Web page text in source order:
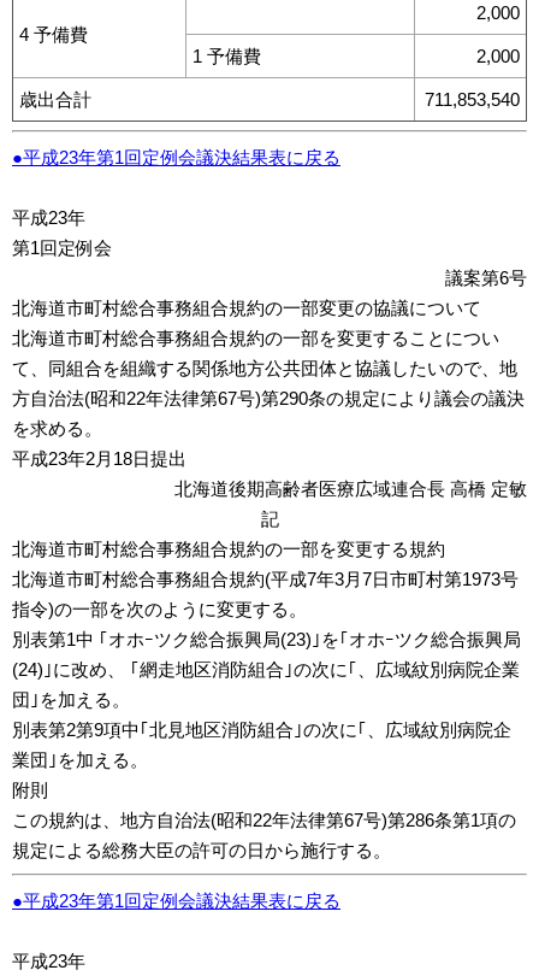
4 予備費
2,000
1 予備費 2,000
歳出合計 711,853,540
●平成23年第1回定例会議決結果表に戻る
平成23年
第1回定例会
議案第6号
北海道市町村総合事務組合規約の一部変更の協議について
北海道市町村総合事務組合規約の一部を変更することについ
て、同組合を組織する関係地方公共団体と協議したいので、地
方自治法(昭和22年法律第67号)第290条の規定により議会の議決
を求める。
平成23年2月18日提出
北海道後期高齢者医療広域連合長 高橋 定敏
記
北海道市町村総合事務組合規約の一部を変更する規約
北海道市町村総合事務組合規約(平成7年3月7日市町村第1973号
指令)の一部を次のように変更する。
別表第1中 ｢オホｰツク総合振興局(23)｣を｢オホｰツク総合振興局
(24)｣に改め、 ｢網走地区消防組合｣の次に｢、広域紋別病院企業
団｣を加える。
別表第2第9項中｢北見地区消防組合｣の次に｢、広域紋別病院企
業団｣を加える。
附則
この規約は、地方自治法(昭和22年法律第67号)第286条第1項の
規定による総務大臣の許可の日から施行する。
●平成23年第1回定例会議決結果表に戻る
平成23年